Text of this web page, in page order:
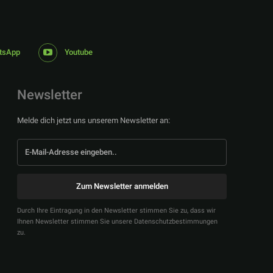
Youtube
Newsletter
Melde dich jetzt uns unserem Newsletter an:
Zum Newsletter anmelden
Durch Ihre Eintragung in den Newsletter stimmen Sie zu, dass wir
Ihnen Newsletter stimmen Sie unsere Datenschutzbestimmungen
zu.